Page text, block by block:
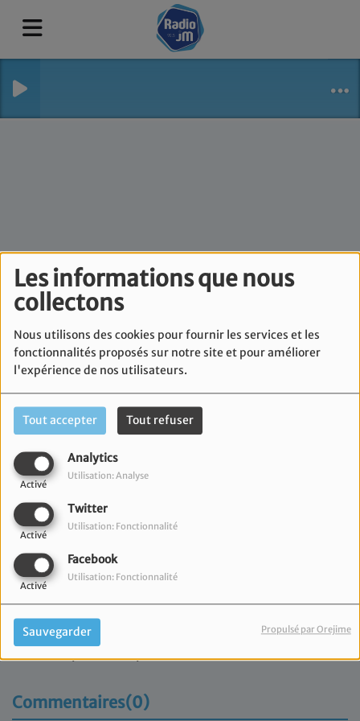
Les informations que nous
collectons
Nous utilisons des cookies pour fournir les services et les
fonctionnalités proposés sur notre site et pour améliorer
l'expérience de nos utilisateurs.
Tout accepter Tout refuser
Analytics
Activé
Utilisation: Analyse
Twitter
Activé
Utilisation: Fonctionnalité
Facebook
Activé
Utilisation: Fonctionnalité
Sauvegarder Propulsé par Orejime
Lev Ehad - Mercredi
13 mai
13 mai 2026
Retrouvez l'émission du Consistoire Israélite de
Commentaires(0)